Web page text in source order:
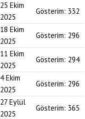
25 Ekim
2025
Gösterim: 332
18 Ekim
2025
Gösterim: 296
11 Ekim
2025
Gösterim: 294
4 Ekim
2025
Gösterim: 296
27 Eylül
2025
Gösterim: 365